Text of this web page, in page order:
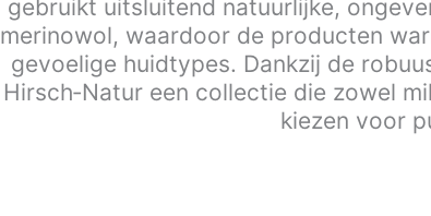
gebruikt uitsluitend natuurlijke,
merinowol, waardoor de producten
gevoelige huidtypes. Dankzij de
Hirsch‑Natur een collectie die zowel
kiezen voor